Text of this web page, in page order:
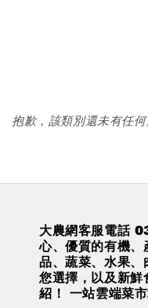
抱歉，該類別還未有任何
大農網客服電話
心、優質的有機、
品、蔬菜、水果、
您選擇，以及新鮮
紹！ 一站雲端菜